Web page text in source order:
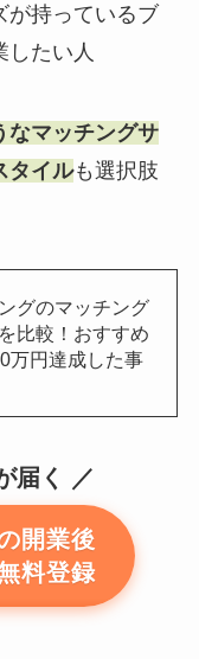
が持っているブ
したい人
なマッチングサ
タイルも選択肢
グのマッチング
比較！おすすめ
万円達成した事
届く
開業後
料登録